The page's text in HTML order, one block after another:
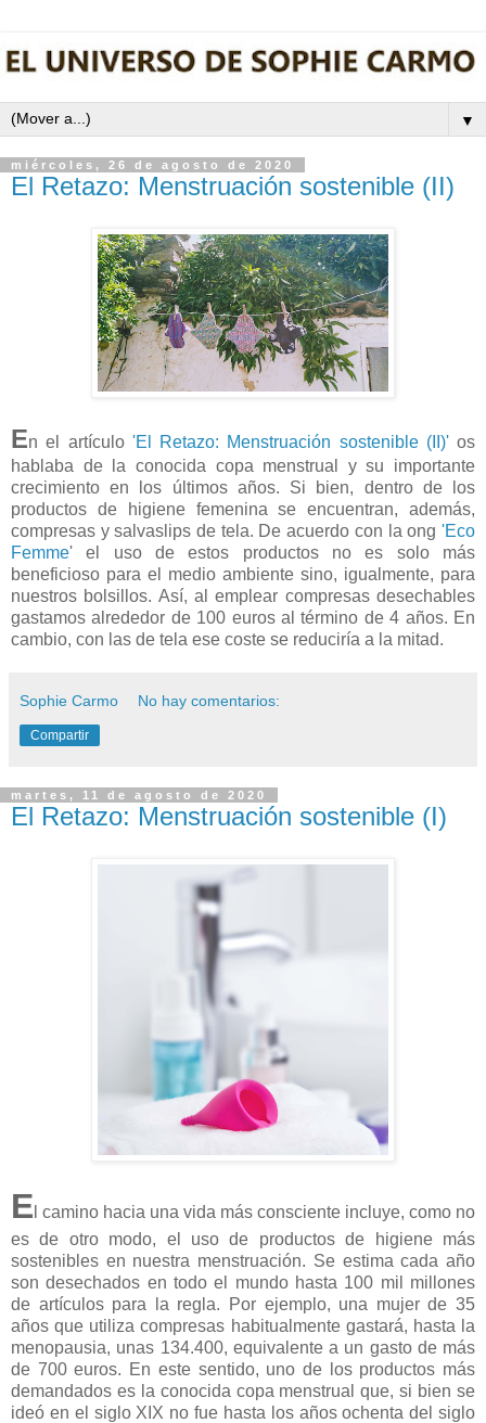
▼
miércoles, 26 de agosto de 2020
El Retazo: Menstruación sostenible (II)
En el artículo'El Retazo: Menstruación sostenible (II)'os
hablaba de la conocida copa menstrual y su importante
crecimiento en los últimos años. Si bien, dentro de los
productos de higiene femenina se encuentran, además,
compresas y salvaslips de tela. De acuerdo con la ong 'Eco
Femme' el uso de estos productos no es solo más
beneficioso para el medio ambiente sino, igualmente, para
nuestros bolsillos. Así, al emplear compresas desechables
gastamos alrededor de 100 euros al término de 4 años. En
cambio, con las de tela ese coste se reduciría a la mitad.
Sophie Carmo No hay comentarios:
Compartir
martes, 11 de agosto de 2020
El Retazo: Menstruación sostenible (I)
E l camino hacia una vida más consciente incluye, como no
es de otro modo, el uso de productos de higiene más
sostenibles en nuestra menstruación. Se estima cada año
son desechados en todo el mundo hasta 100 mil millones
de artículos para la regla. Por ejemplo, una mujer de 35
años que utiliza compresas habitualmente gastará, hasta la
menopausia, unas 134.400, equivalente a un gasto de más
de 700 euros. En este sentido, uno de los productos más
demandados es la conocida copa menstrual que, si bien se
ideó en el siglo XIX no fue hasta los años ochenta del siglo